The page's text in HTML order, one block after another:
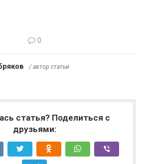
0
/ автор статьи
статья? Поделиться с
друзьями: